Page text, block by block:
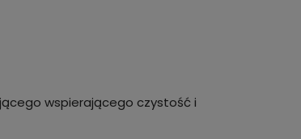
wspierającego czystość i